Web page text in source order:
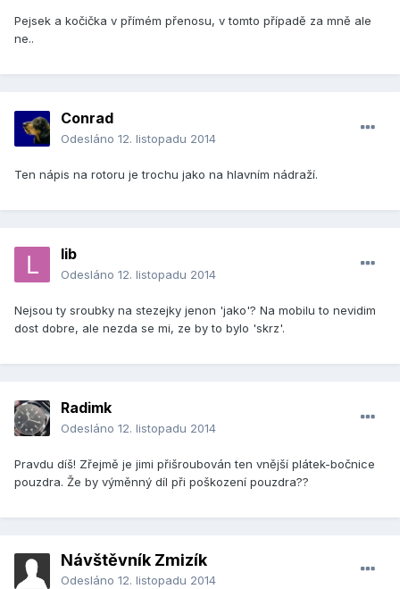
Pejsek a kočička v přímém přenosu, v tomto případě za mně ale
ne..
Conrad
Odesláno 12. listopadu 2014
Ten nápis na rotoru je trochu jako na hlavním nádraží.
lib
Odesláno 12. listopadu 2014
Nejsou ty sroubky na stezejky jenon 'jako'? Na mobilu to nevidim
dost dobre, ale nezda se mi, ze by to bylo 'skrz'.
Radimk
Odesláno 12. listopadu 2014
Pravdu díš! Zřejmě je jimi přišroubován ten vnější plátek-bočnice
pouzdra. Že by výměnný díl při poškození pouzdra??
Návštěvník Zmizík
Odesláno 12. listopadu 2014